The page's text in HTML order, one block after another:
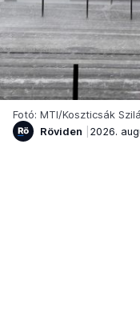
Fotó: MTI/Koszticsák
Röviden
2026.